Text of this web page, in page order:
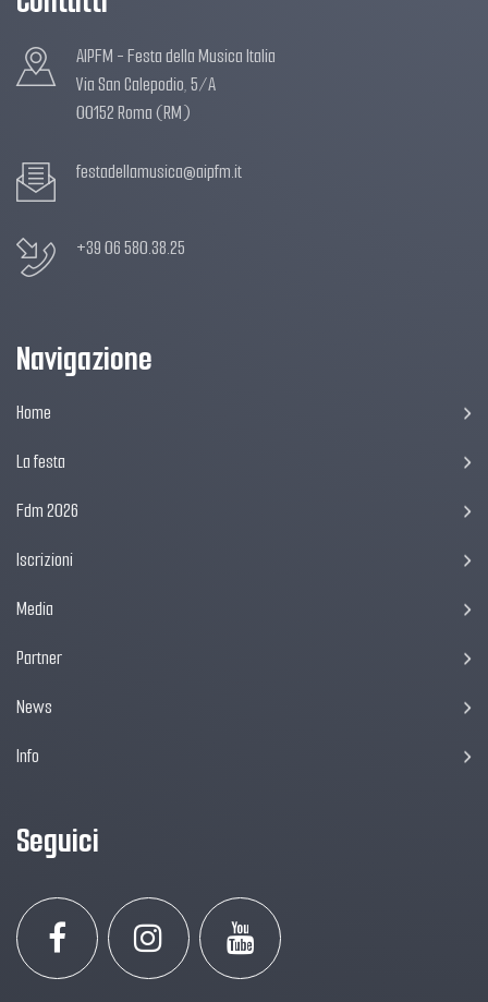
AIPFM - Festa della Musica Italia
Via San Calepodio, 5/A
00152 Roma (RM)
festadellamusica@aipfm.it
+39 06 580.38.25
Navigazione
Home
La festa
Fdm 2026
Iscrizioni
Media
Partner
News
Info
Seguici